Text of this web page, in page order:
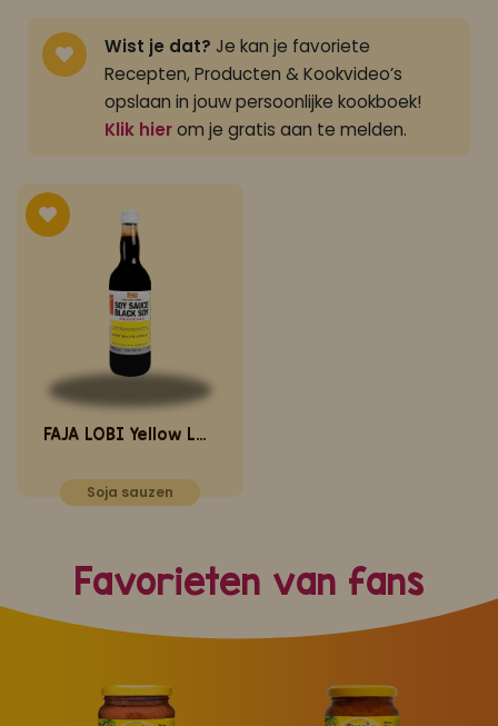
Wist je dat? Je kan je favoriete
Recepten, Producten & Kookvideo’s
opslaan in jouw persoonlijke kookboek!
Klik hierom je gratis aan te melden.
FAJA LOBI Yellow Label Sojasaus 700 ml
Soja sauzen
Favorieten van fans